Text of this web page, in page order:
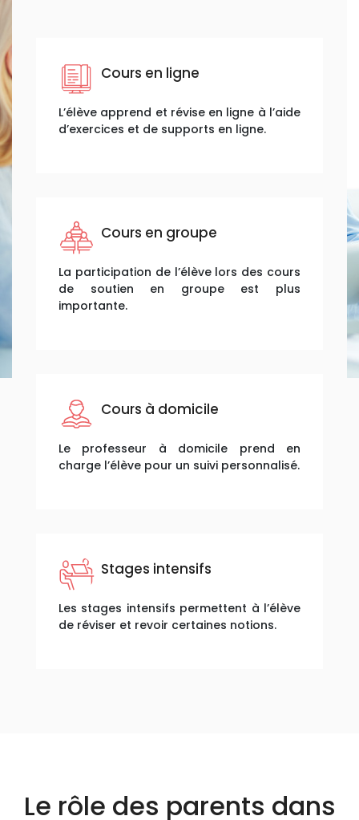
Cours en ligne
L’élève apprend et révise en ligne à l’aide
d’exercices et de supports en ligne.
Cours en groupe
La participation de l’élève lors des cours
de soutien en groupe est plus
importante.
Cours à domicile
Le professeur à domicile prend en
charge l’élève pour un suivi personnalisé.
Stages intensifs
Les stages intensifs permettent à l’élève
de réviser et revoir certaines notions.
Le rôle des parents dans